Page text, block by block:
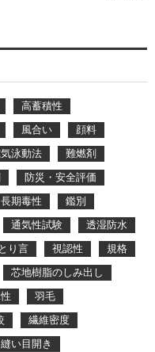
高蓄積性
風合い
顔料
泳動法
難燃剤
防災・安全評価
長期毒性
鑑別
通気性試験
透湿防水
り言 視認性
規格
芯地樹脂のしみ出し
羽毛
繊維密度
縫い目開き